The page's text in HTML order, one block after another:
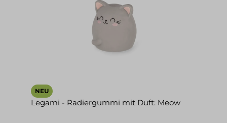
NEU
Legami - Radiergummi mit Duft: Meow